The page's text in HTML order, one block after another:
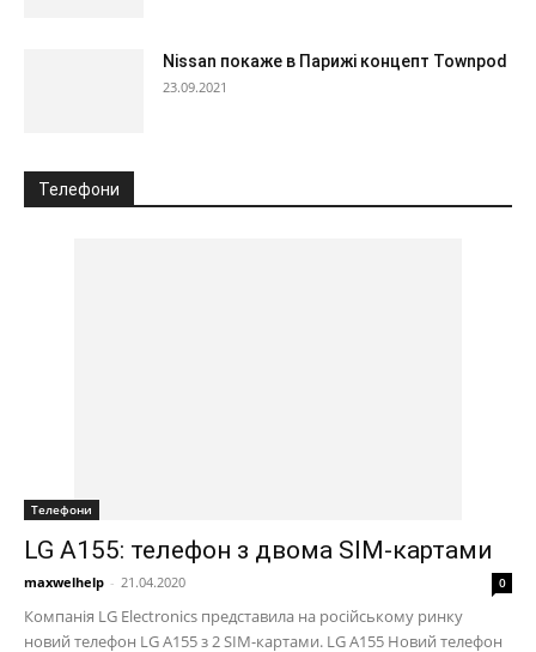
Nissan покаже в Парижі концепт Townpod
23.09.2021
Телефони
Телефони
LG А155: телефон з двома SIM-картами
maxwelhelp - 21.04.2020 0
Компанія LG Electronics представила на російському ринку
новий телефон LG A155 з 2 SIM-картами. LG А155 Новий телефон